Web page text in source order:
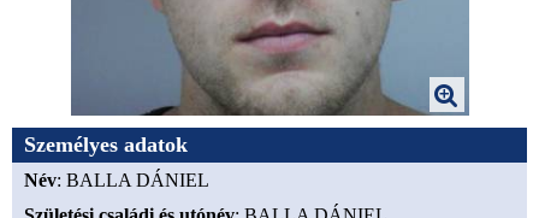
Személyes adatok
Név: BALLA DÁNIEL